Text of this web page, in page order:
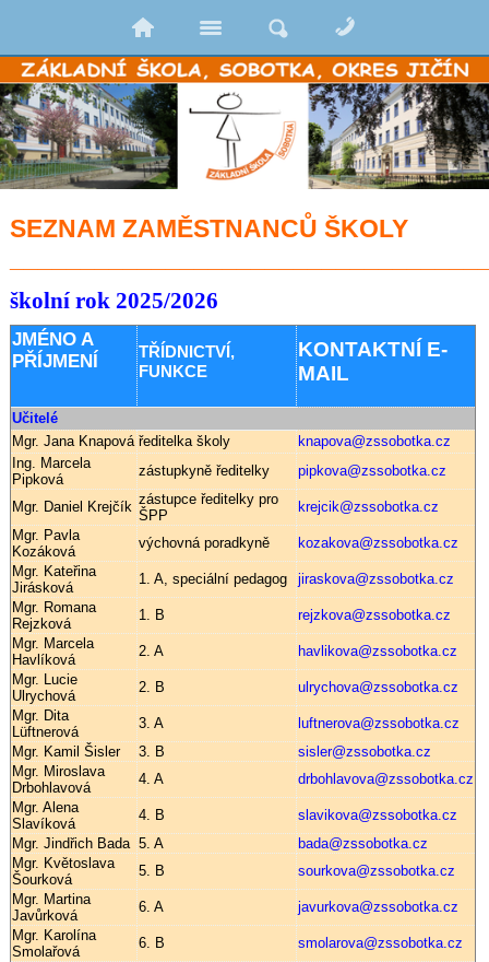
SEZNAM ZAMĚSTNANCŮ ŠKOLY
školní rok 2025/2026
JMÉNO A
PŘÍJMENÍ
TŘÍDNICTVÍ,
FUNKCE
KONTAKTNÍ E-
MAIL
Učitelé
Mgr. Jana Knapová ředitelka školy
knapova@zssobotka.cz
Ing. Marcela
Pipková
zástupkyně ředitelky pipkova@zssobotka.cz
Mgr. Daniel Krejčík zástupce ředitelky pro
ŠPP
krejcik@zssobotka.cz
Mgr. Pavla
Kozáková
výchovná poradkyně
kozakova@zssobotka.cz
Mgr. Kateřina
Jirásková
1. A, speciální pedagog
jiraskova@zssobotka.cz
Mgr. Romana
Rejzková
1. B
rejzkova@zssobotka.cz
Mgr. Marcela
Havlíková
2. A
havlikova@zssobotka.cz
Mgr. Lucie
Ulrychová
2. B
ulrychova@zssobotka.cz
Mgr. Dita
Lüftnerová
3. A
luftnerova@zssobotka.cz
Mgr. Kamil Šisler
3. B
sisler@zssobotka.cz
Mgr. Miroslava
Drbohlavová
4. A
drbohlavova@zssobotka.cz
Mgr. Alena
Slavíková
4. B
slavikova@zssobotka.cz
Mgr. Jindřich Bada 5. A
bada@zssobotka.cz
Mgr. Květoslava
Šourková
5. B
sourkova@zssobotka.cz
Mgr. Martina
Javůrková
6. A
javurkova@zssobotka.cz
Mgr. Karolína
Smolařová
6. B
smolarova@zssobotka.cz